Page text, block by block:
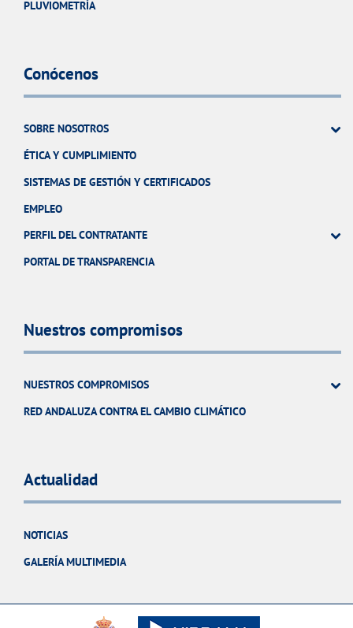
PLUVIOMETRÍA
Conócenos
SOBRE NOSOTROS
ÉTICA Y CUMPLIMIENTO
SISTEMAS DE GESTIÓN Y CERTIFICADOS
EMPLEO
PERFIL DEL CONTRATANTE
PORTAL DE TRANSPARENCIA
Nuestros compromisos
NUESTROS COMPROMISOS
RED ANDALUZA CONTRA EL CAMBIO CLIMÁTICO
Actualidad
NOTICIAS
GALERÍA MULTIMEDIA